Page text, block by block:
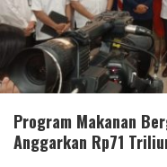
Program Makanan
Anggarkan Rp71